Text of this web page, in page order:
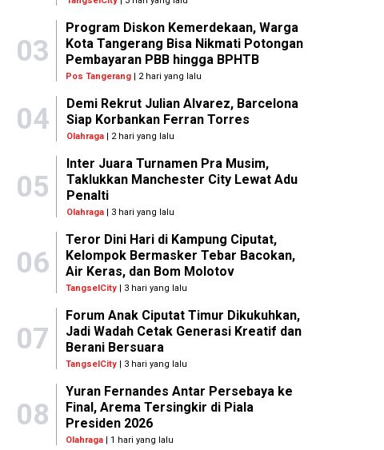
03
Program Diskon Kemerdekaan, Warga
Kota Tangerang Bisa Nikmati Potongan
Pembayaran PBB hingga BPHTB
Pos Tangerang | 2 hari yang lalu
04
Demi Rekrut Julian Alvarez, Barcelona
Siap Korbankan Ferran Torres
Olahraga| 2 hari yang lalu
05
Inter Juara Turnamen Pra Musim,
Taklukkan Manchester City Lewat Adu
Penalti
Olahraga| 3 hari yang lalu
06
Teror Dini Hari di Kampung Ciputat,
Kelompok Bermasker Tebar Bacokan,
Air Keras, dan Bom Molotov
TangselCity | 3 hari yang lalu
07
Forum Anak Ciputat Timur Dikukuhkan,
Jadi Wadah Cetak Generasi Kreatif dan
Berani Bersuara
TangselCity | 3 hari yang lalu
08
Yuran Fernandes Antar Persebaya ke
Final, Arema Tersingkir di Piala
Presiden 2026
Olahraga | 1 hari yang lalu